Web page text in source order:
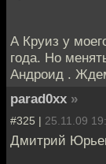
А Круиз у
года. Но
Андроид .
parad0xx »
#325 | 25.11.09
Дмитрий